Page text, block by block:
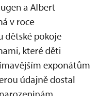
a Albert
v roce
dětské pokoje
které děti
exponátům
údajně dostal